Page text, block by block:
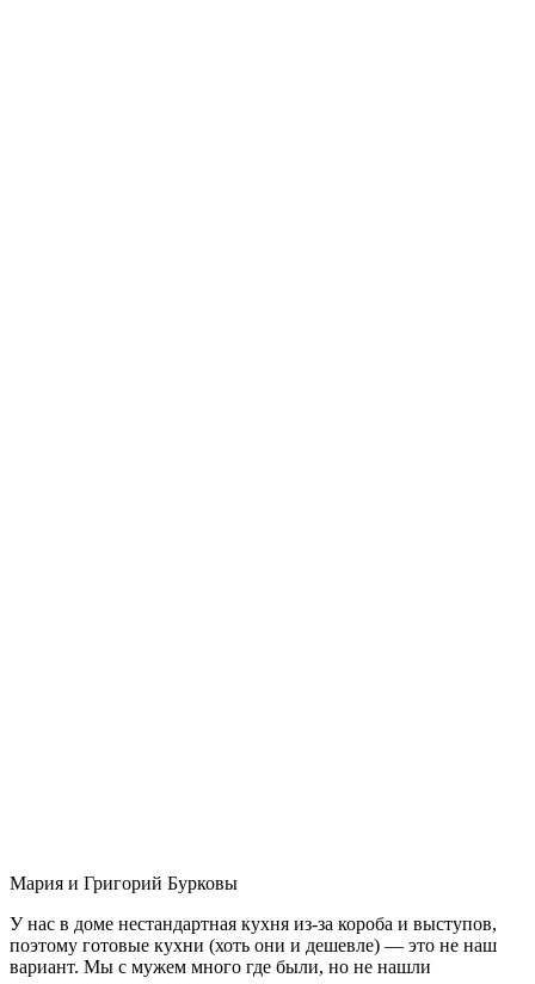
Мария и Григорий Бурковы
У нас в доме нестандартная кухня из-за короба и выступов,
поэтому готовые кухни (хоть они и дешевле) — это не наш
вариант. Мы с мужем много где были, но не нашли